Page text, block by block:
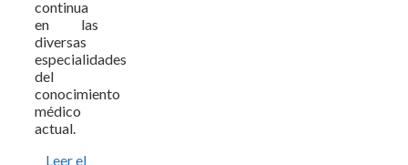
continua
en las
diversas
especialidades
del
conocimiento
médico
actual.
Leer el